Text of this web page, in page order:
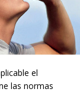
el
las normas